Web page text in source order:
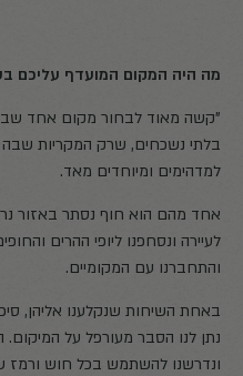
מה היה המקום המועדף עליכם
"קשה מאוד לבחור מקום אחד שבו
בלתי נשכחים, שרק המקריות שבה
למדהימים ומיוחדים מאד.
אחד מהם הוא חוף נסתר באזור
לעיירה ונסחפנו ליופי ההרים
והתחברנו עם המקומיים.
באחת השיחות שנקלענו אליהן,
נתן לנו הסבר מעורפל על
ונדרשנו להשתמש בכל חוש ורמז